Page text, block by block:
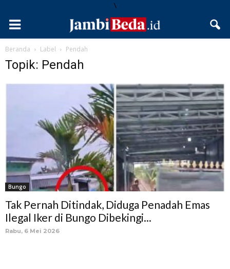
\
Beranda Label Pendah
Topik: Pendah
Bungo
Tak Pernah Ditindak, Diduga Penadah Emas
Ilegal Iker di Bungo Dibekingi...
Rabu, 6 Mei 2026